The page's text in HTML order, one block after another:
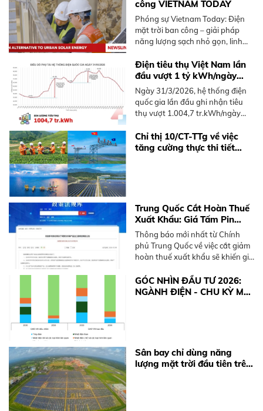
công VIETNAM TODAY
Phóng sự Vietnam Today: Điện
mặt trời ban công – giải pháp
năng lượng sạch nhỏ gọn, linh
cư tại Việt Nam, không cần mái
nhà rộng.
Điện tiêu thụ Việt Nam lần
đầu vượt 1 tỷ kWh/ngày
năm 2026
Ngày 31/3/2026, hệ thống điện
quốc gia lần đầu ghi nhận tiêu
thụ vượt 1.004,7 tr.kWh/ngày
Tìm hiểu xu hướng và giải pháp
điện mặt trời mái nhà.
Chỉ thị 10/CT-TTg về việc
tăng cường thực thi tiết
Trung Quốc Cắt Hoàn Thuế
Xuất Khẩu: Giá Tấm Pin
Solar và BESS Sắp Tăng
Mạnh
Thông báo mới nhất từ Chính
phủ Trung Quốc về việc cắt giảm
hoàn thuế xuất khẩu sẽ khiến giá
trữ (BESS) tăng từ 10-15%. Xem
ngay khuyến nghị từ BKE Solar.
GÓC NHÌN ĐẦU TƯ 2026:
NGÀNH ĐIỆN - CHU KỲ MỚI
Sân bay chỉ dùng năng
lượng mặt trời đầu tiên trên